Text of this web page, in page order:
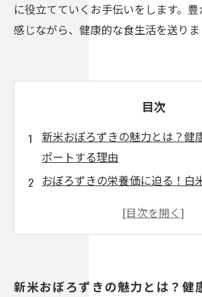
に役立てていくお手伝いをします。
感じながら、健康的な食生活を送りま
目次
新米おぼろずきの魅力とは？健
ポートする理由
おぼろずきの栄養価に迫る！白
料理の幅が広がる！おぼろずき
康効果
新米おぼろずきの魅力とは？健